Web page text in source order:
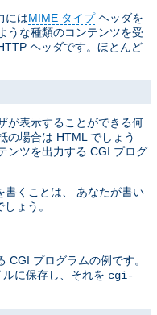
にはMIME タイプヘッダを
うな種類のコンテンツを受
ヘッダです。ほとんど
が表示することができる何
の場合は HTML でしょう
ンツを出力する CGI プログ
書くことは、 あなたが書い
ょう。
CGI プログラムの例です。
ルに保存し、それを cgi-